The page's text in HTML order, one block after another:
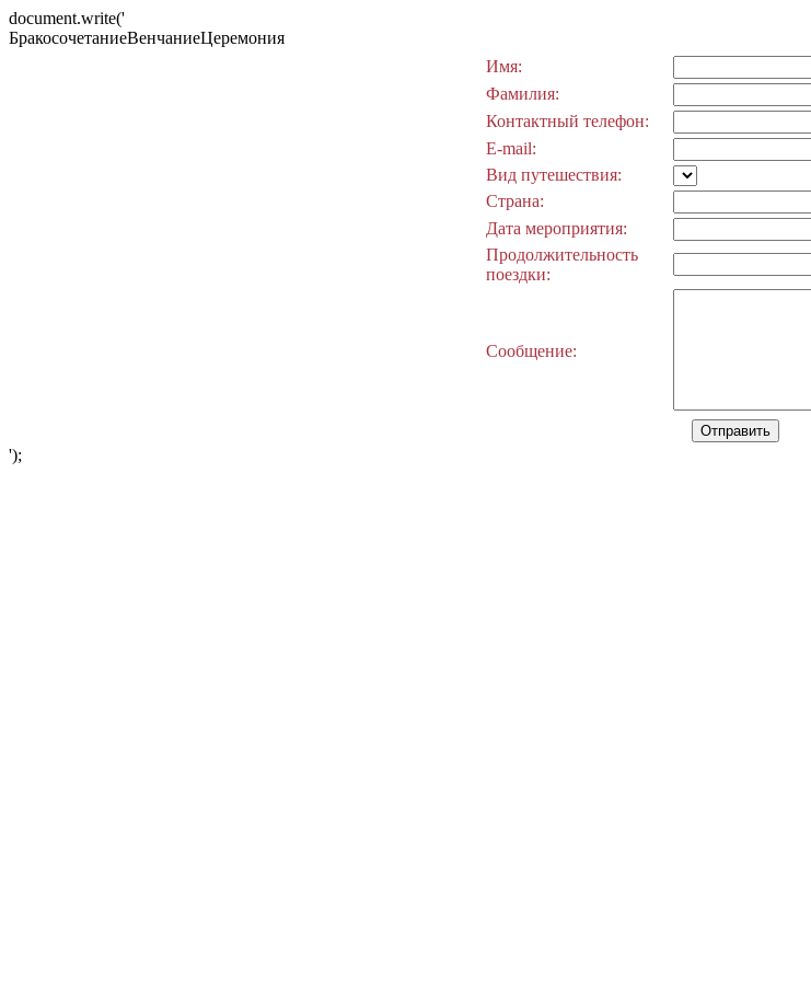
document.write('
БракосочетаниеВенчаниеЦеремония
Имя:
Фамилия:
Контактный телефон:
E-mail:
Вид путешествия:
Страна:
Дата мероприятия:
Продолжительность
поездки:
Сообщение:
');